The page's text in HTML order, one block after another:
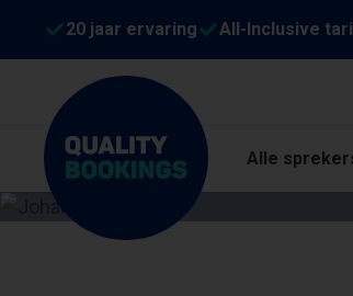
20 jaar ervaring All-Inclusive
Alle